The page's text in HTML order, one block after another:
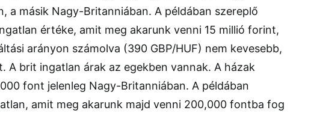
a másik Nagy-Britanniában. A példában szereplő
értéke, amit meg akarunk venni 15 millió forint,
arányon számolva (390 GBP/HUF) nem kevesebb,
A brit ingatlan árak az egekben vannak. A házak
font jelenleg Nagy-Britanniában. A példában
amit meg akarunk majd venni 200,000 fontba fog